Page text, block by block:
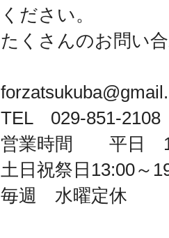
ください。
たくさんのお問い
TEL 029-851-2108
営業時間 平日
土日祝祭日13:00～
毎週 水曜定休